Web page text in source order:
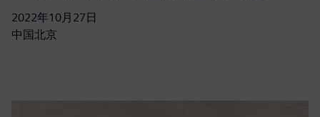
2022年10月27日
中国北京